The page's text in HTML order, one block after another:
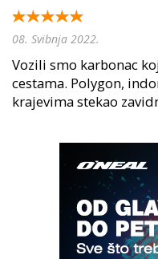
08. Svibnja 2022.
Vozili smo karbonac
cestama. Polygon,
krajevima stekao